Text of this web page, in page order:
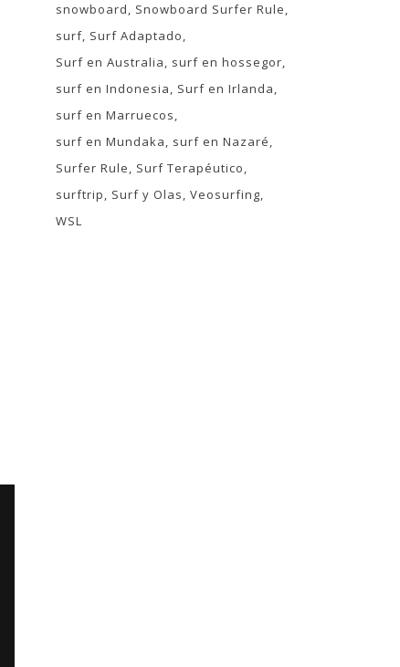
snowboard
Snowboard Surfer Rule
surf Surf Adaptado
Surf en Australia
surf en hossegor
surf en Indonesia
Surf en Irlanda
surf en Marruecos
surf en Mundaka
surf en Nazaré
Surfer Rule
Surf Terapéutico
surftrip
Surf y Olas Veosurfing
WSL